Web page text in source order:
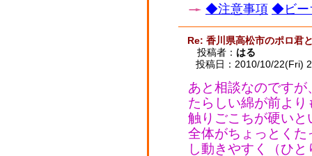
◆注意事項 ◆ビー
Re: 香川県高松市のポロ君
投稿者： はる
投稿日：2010/10/22(Fri)
あと相談なのです
たらしい綿が前よ
触りごこちが硬い
全体がちょっとく
し動きやすく（ひ